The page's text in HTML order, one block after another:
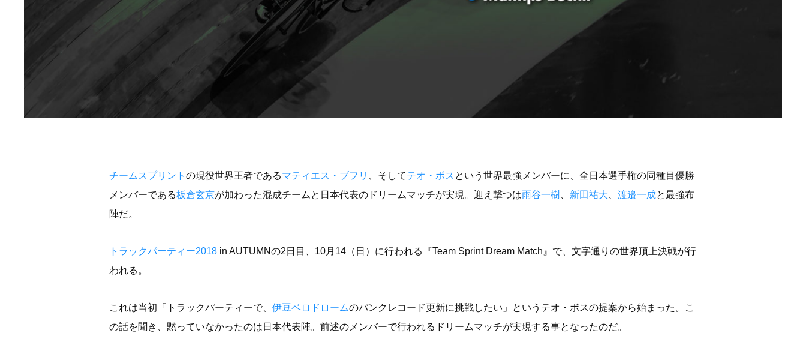
チームスプリント の現役世界王者であるマティエス・ブフリ 、そしてテオ・ボス という世界最強メンバーに、全日本選手権の同種目優勝
メンバーである板倉玄京が加わった混成チームと日本代表のドリームマッチが実現。迎え撃つは雨谷一樹 新田祐大 渡邉一成と最強布
陣だ。
トラックパーティー2018 in AUTUMNの2日目、10月14（日）に行われる『Team Sprint Dream Match』で、文字通りの世界頂上決戦が行
われる。
これは当初「トラックパーティーで、 伊豆ベロドロームのバンクレコード更新に挑戦したい」というテオ・ボスの提案から始まった。こ
の話を聞き、黙っていなかったのは日本代表陣。前述のメンバーで行われるドリームマッチが実現する事となったのだ。